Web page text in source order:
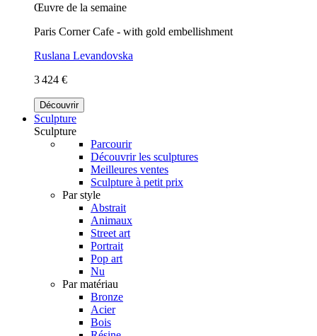
Œuvre de la semaine
Paris Corner Cafe - with gold embellishment
Ruslana Levandovska
3 424 €
Découvrir
Sculpture
Sculpture
Parcourir
Découvrir les sculptures
Meilleures ventes
Sculpture à petit prix
Par style
Abstrait
Animaux
Street art
Portrait
Pop art
Nu
Par matériau
Bronze
Acier
Bois